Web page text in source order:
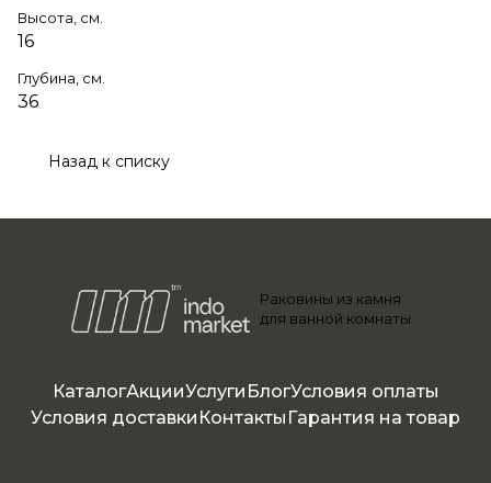
Высота, см.
16
Глубина, см.
36
Назад к списку
Раковины из камня
для ванной комнаты
КаталогАкцииУслуги БлогУсловия оплаты
Условия доставки Контакты Гарантия на товар